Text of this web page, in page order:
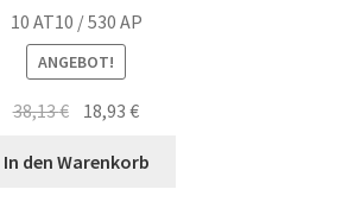
10 AT10 / 530 AP
ANGEBOT!
38,13€ Ursprünglicher
war:
18,93€Aktueller
ist:
In den Warenkorb